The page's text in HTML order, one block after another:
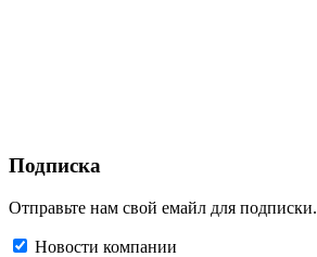
Подписка
Отправьте нам свой емайл для подписки.
Новости компании